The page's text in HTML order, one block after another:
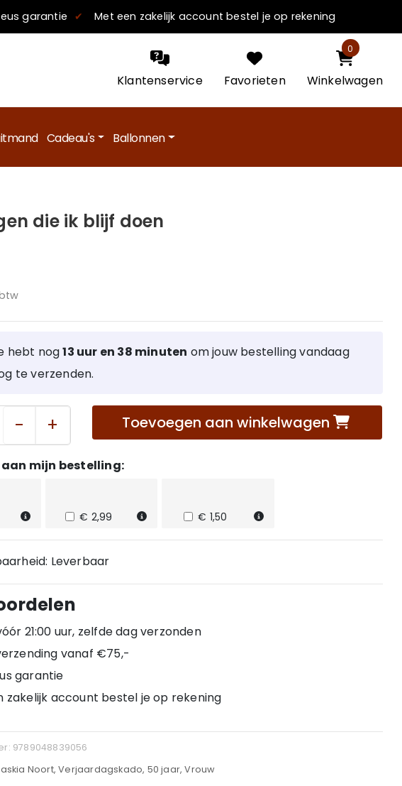
garantie ✔ Met een zakelijk account bestel je op rekening
Klantenservice Favorieten
0
Winkelwagen
Cadeau's Ballonnen
die ik blijf doen
hebt nog13 uur en 38 minuten om jouw bestelling vandaag
te verzenden.
- + Toevoegen aan winkelwagen
mijn bestelling:
€ 2,99 € 1,50
Leverbaar
21:00 uur, zelfde dag verzonden
vanaf €75,-
garantie
zakelijk account bestel je op rekening
9789048839056
Noort, Verjaardagskado, 50 jaar, Vrouw